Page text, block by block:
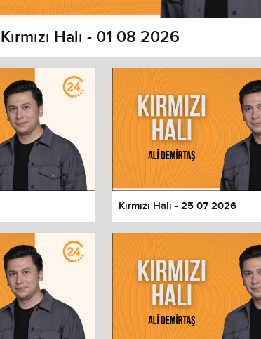
Kırmızı Halı - 01 08 2026
Kırmızı Halı - 25 07 2026